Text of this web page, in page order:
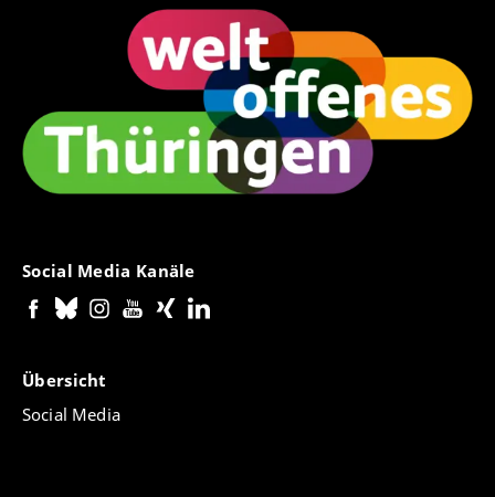
Social Media Kanäle
Übersicht
Social Media